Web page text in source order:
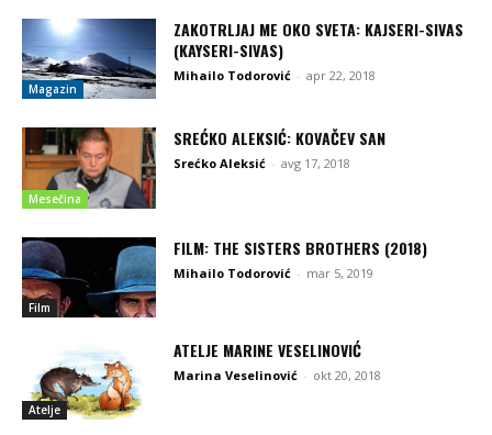
Magazin
ZAKOTRLJAJ ME OKO SVETA: KAJSERI-SIVAS
(KAYSERI-SIVAS)
Mihailo Todorović - apr 22, 2018
Mesečina
SREĆKO ALEKSIĆ: KOVAČEV SAN
Srećko Aleksić - avg 17, 2018
Film
FILM: THE SISTERS BROTHERS (2018)
Mihailo Todorović - mar 5, 2019
Atelje
ATELJE MARINE VESELINOVIĆ
Marina Veselinović - okt 20, 2018